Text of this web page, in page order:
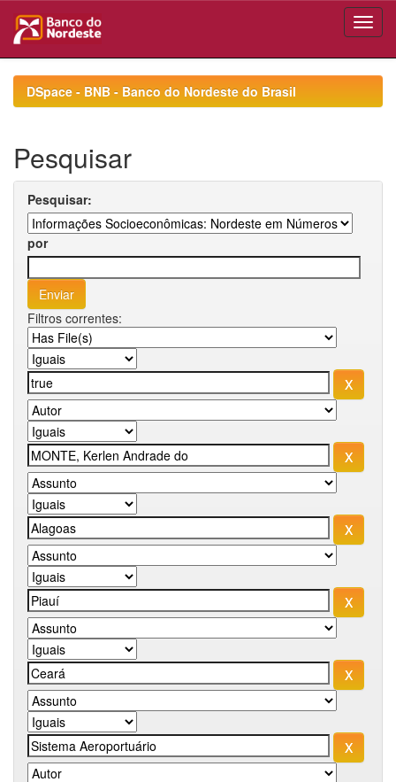
navigationDSpace - BNB - Banco do Nordeste do Brasil
Pesquisar
Pesquisar:
por
Filtros correntes: